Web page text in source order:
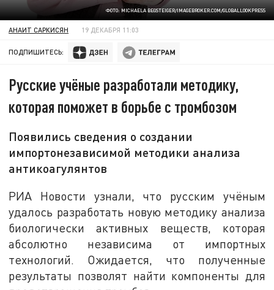
ФОТО: MICHAELA BEGSTEIGER/IMAGEBROKER.COM/GLOBALLOOKPRESS
АНАИТ САРКИСЯН 19 ДЕКАБРЯ 11:03
ПОДПИШИТЕСЬ:
Русские учёные разработали методику,
которая поможет в борьбе с тромбозом
Появились сведения о создании
импортонезависимой методики анализа
антикоагулянтов
РИА Новости узнали, что русским учёным
удалось разработать новую методику анализа
биологически активных веществ, которая
абсолютно независима от импортных
технологий. Ожидается, что полученные
результаты позволят найти компоненты для